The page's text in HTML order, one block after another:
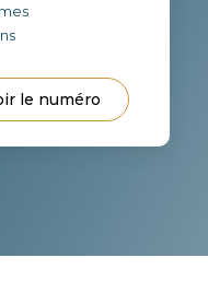
le numéro